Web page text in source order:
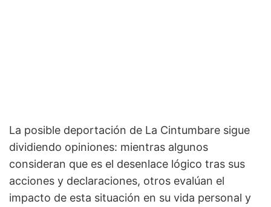
La posible deportación de La Cintumbare sigue
dividiendo opiniones: mientras algunos
consideran que es el desenlace lógico tras sus
acciones y declaraciones, otros evalúan el
impacto de esta situación en su vida personal y